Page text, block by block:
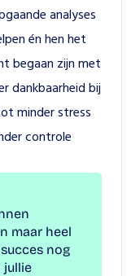
analyses
én hen het
begaan zijn met
dankbaarheid bij
minder stress
controle
maar heel
nog
jullie